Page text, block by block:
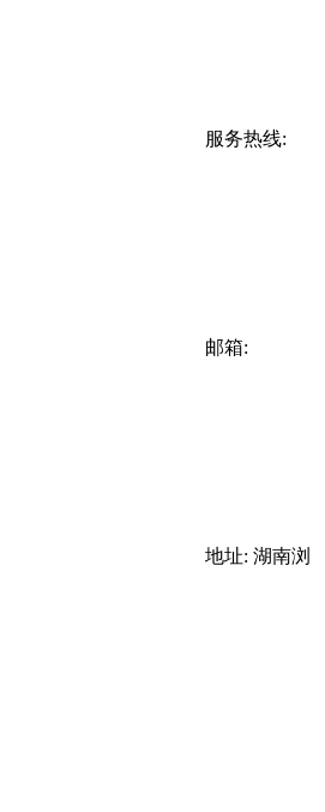
服务热线:
邮箱:
地址: 湖南浏